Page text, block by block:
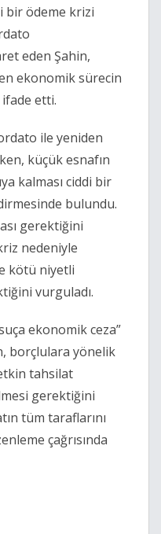
bir ödeme krizi
eden Şahin,
ekonomik sürecin
etti.
ile yeniden
küçük esnafın
kalması ciddi bir
bulundu.
gerektiğini
nedeniyle
kötü niyetli
vurguladı.
ekonomik ceza”
borçlulara yönelik
tahsilat
gerektiğini
tüm taraflarını
çağrısında